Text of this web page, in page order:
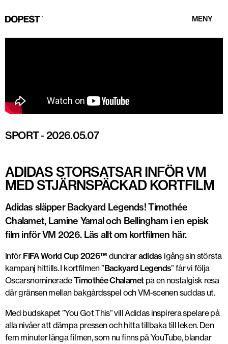
MENY
SPORT-2026.05.07
ADIDAS STORSATSAR INFÖR VM
MED STJÄRNSPÄCKAD KORTFILM
Adidas släpper Backyard Legends! Timothée
Chalamet, Lamine Yamal och Bellingham i en episk
film inför VM 2026. Läs allt om kortfilmen här.
Inför FIFA World Cup 2026™ dundraradidas igång sin största
kampanj hittills. I kortfilmen ”Backyard Legends” får vi följa
OscarsnomineradeTimothée Chalametpå en nostalgisk resa
där gränsen mellan bakgårdsspel och VM-scenen suddas ut.
Med budskapet ”You Got This” vill Adidas inspirera spelare på
alla nivåer att dämpa pressen och hitta tillbaka till leken. Den
fem minuter långa filmen, som nu finns på YouTube, blandar